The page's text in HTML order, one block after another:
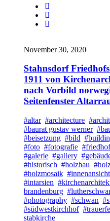
November 30, 2020
Stahnsdorf
1911 von
nach Vorbild
Seitenfenster
#altar #architecture
#baurat gustav werner
#beisetzung #bild
#foto #fotografie #friedhof
#galerie #gallery
#historisch #holzbau
#holzmosaik #innenansicht
#intarsien
brandenburg
#photography #schwan
#südwestkirchhof
stabkirche